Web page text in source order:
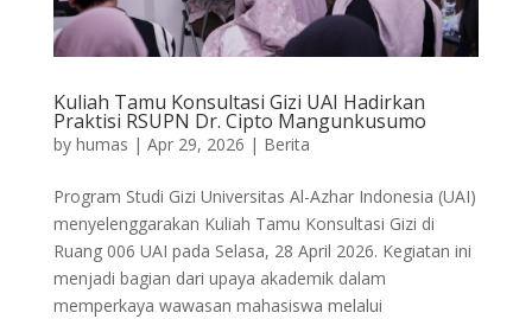
Kuliah Tamu Konsultasi Gizi UAI Hadirkan
Praktisi RSUPN Dr. Cipto Mangunkusumo
by humas | Apr 29, 2026 | Berita
Program Studi Gizi Universitas Al-Azhar Indonesia (UAI)
menyelenggarakan Kuliah Tamu Konsultasi Gizi di
Ruang 006 UAI pada Selasa, 28 April 2026. Kegiatan ini
menjadi bagian dari upaya akademik dalam
memperkaya wawasan mahasiswa melalui